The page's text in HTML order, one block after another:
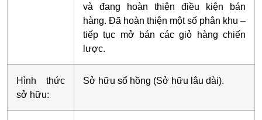
và đang hoàn thiện điều kiện bán
hàng. Đã hoàn thiện một số phân khu –
tiếp tục mở bán các giỏ hàng chiến
lược.
Hình thức
sở hữu:
Sở hữu sổ hồng (Sở hữu lâu dài).